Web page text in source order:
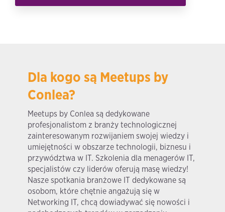
Dla kogo są Meetups by
Conlea?
Meetups by Conlea są dedykowane
profesjonalistom z branży technologicznej
zainteresowanym rozwijaniem swojej wiedzy i
umiejętności w obszarze technologii, biznesu i
przywództwa w IT. Szkolenia dla menagerów IT,
specjalistów czy liderów oferują masę wiedzy!
Nasze spotkania branżowe IT dedykowane są
osobom, które chętnie angażują się w
Networking IT, chcą dowiadywać się nowości i